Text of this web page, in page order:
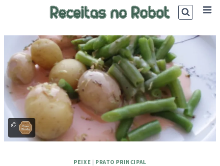
©
PEIXE | PRATO PRINCIPAL